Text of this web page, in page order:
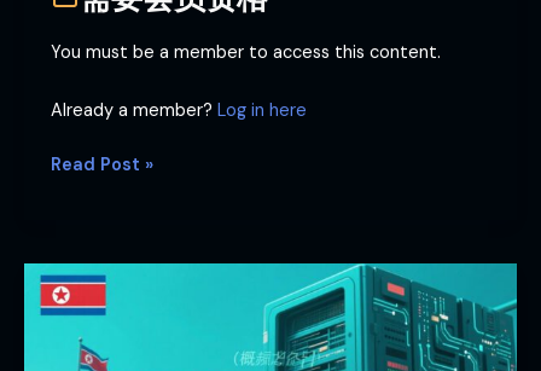
You must be a member to access this content.
Already a member? Log in here
Read Post »
朝
鲜